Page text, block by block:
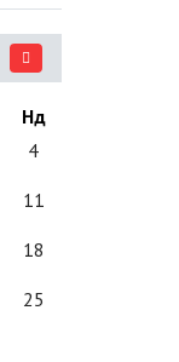
Нд
4
11
18
25